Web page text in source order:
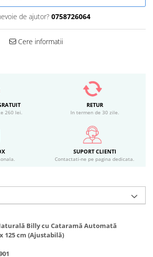
de ajutor? 0758726064
Cere informatii
260 lei.
RETUR
In termen de 30 zile.
SUPORT CLIENTI
Contactati-ne pe pagina dedicata.
Billy cu Cataramă Automată
125 cm (Ajustabilă)